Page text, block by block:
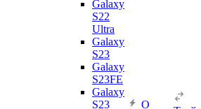
Galaxy
S22
Ultra
Galaxy
S23
Galaxy
S23FE
Galaxy
S23
О